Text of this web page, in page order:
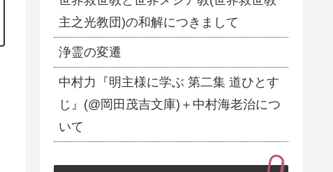
主之光教団)の和解につきまして
浄霊の変遷
中村力『明主様に学ぶ 第二集 道ひとす
じ』(@岡田茂吉文庫)＋中村海老治につ
いて